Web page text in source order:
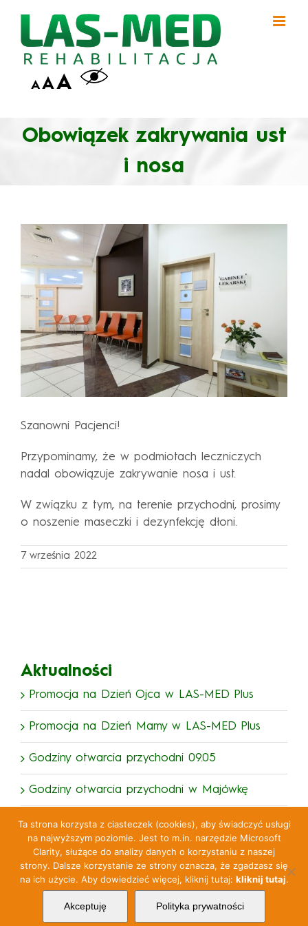
zawartości
AAA
Obowiązek zakrywania ust
i nosa
Pokaż
obrazek
Szanowni Pacjenci!
Przypominamy, że w podmiotach leczniczych
nadal obowiązuje zakrywanie nosa i ust.
W związku z tym, na terenie przychodni, prosimy
o noszenie maseczki i dezynfekcję dłoni.
7 września 2022
Aktualności
Promocja na Dzień Ojca w LAS-MED Plus
Promocja na Dzień Mamy w LAS-MED Plus
Godziny otwarcia przychodni 09.05
Godziny otwarcia przychodni w Majówkę
Godziny otwarcia przychodni w Święta
Wielkanocne
© Copyright 2025 LAS-MED
Polityka Jakości
Polityka Prywatności
Ta strona korzysta z ciasteczek (cookies), aby świadczyć usługi
na najwyższym poziomie. Jest to m.in. narzędzie Microsoft
Clarity, służące do analizy danych o korzystaniu z naszej
strony. Dalsze korzystanie ze strony oznacza, że zgadzasz się
na ich użycie. Aby dowiedzieć więcej, kliknij tutaj: kliknij tutaj.
Akceptuję Polityka prywatności